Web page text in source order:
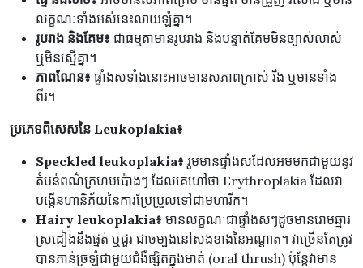
លក្ខណៈទាំងអស់នេះលាយឡំគ្នា។
រូបរាង និងគែម៖ ជាធម្មតាមានរូបរាង និងបន្ទាត់គែមមិនច្បាស់លាស់
ឬមិនស្មើគ្នា។
ភាពណែន៖ ផ្ទាំងសទាំងនោះអាចមានសភាពក្រាស់ រឹង ឬមានទាំង
ពីរ។
ប្រភេទពិសេសនៃ Leukoplakia៖
Speckled leukoplakia៖ រួមមានផ្ទាំងសដែលអមមកជាមួយនូវ
តំបន់ពណ៌ក្រហមប៉ោងៗ ដែលគេហៅថា Erythroplakia ដែលវា
បង្កើនហានិភ័យនៃការប្រែប្រួលទៅជាមហារីក។
Hairy leukoplakia៖ មានលក្ខណៈជាផ្ទាំងសៗដូចមានរោមឆ្មារ
ស្រដៀងនឹងផ្នត់ ឬជួរ ជាចម្បងនៅសងខាងនៃអណ្តាត។ វាច្រើនតែត្រូវ
បានភាន់ច្រឡំជាមួយជំងឺផ្សិតក្នុងមាត់ (oral thrush) ប៉ុន្តែវាមាន